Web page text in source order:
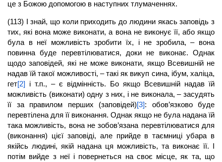
це з Божою допомогою в наступних тлумаченнях.
(113) І знай, що коли приходить до людини якась заповідь з
тих, які вона може виконати, а вона не виконує її, або якщо
була в неї можливість зробити їх, і не зробила, – вона
повинна буде перевтілюватися, доки не виконає. Однак
щодо заповідей, які не може виконати, якщо Всевишній не
надав їй такої можливості, – такі як викуп сина, ібум, халіца,
гет[2] і т.п., – є відмінність. Бо якщо Всевишній надав їй
можливість (виконати) одну з них, і не виконала, – засудять
її за правилом перших (заповідей)[3]: обов’язково буде
перевтілена для її виконання. Однак якщо не була надана їй
така можливість, вона не зобов’язана перевтілюватися для
(виконання) цієї заповіді, але прийде в таємниці убара в
якійсь людині, якій надана ця можливість, та виконає її. І
потім вийде з неї і повернеться на своє місце, як та, що